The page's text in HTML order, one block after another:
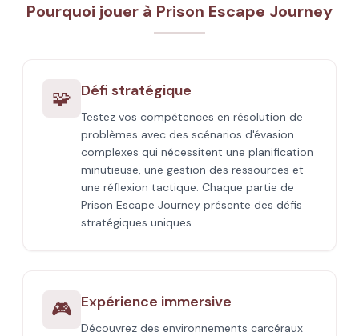
Pourquoi jouer à Prison Escape Journey
🧩 Défi stratégique
Testez vos compétences en résolution de
problèmes avec des scénarios d'évasion
complexes qui nécessitent une planification
minutieuse, une gestion des ressources et
une réflexion tactique. Chaque partie de
Prison Escape Journey présente des défis
stratégiques uniques.
🎮 Expérience immersive
Découvrez des environnements carcéraux